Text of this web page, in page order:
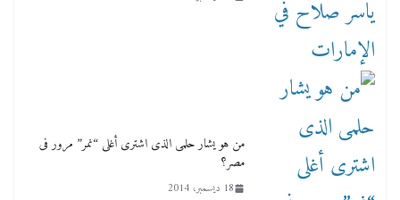
من هو يشار حلمى الذى اشترى أغلى “نمر” مرور فى
مصر؟
18 ديسمبر، 2014